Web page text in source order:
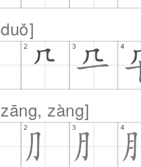
duǒ
zāng, zàng